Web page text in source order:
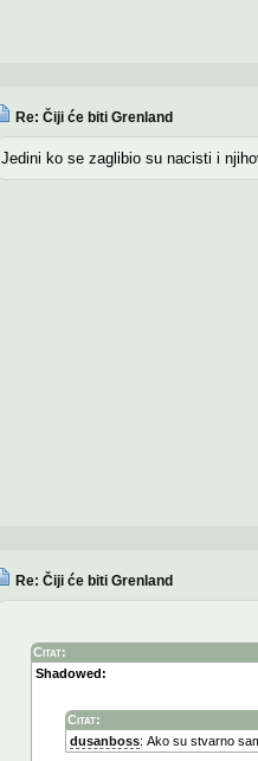
Re: Čiji će biti Grenland
Jedini ko se zaglibio su nacisti i
Re: Čiji će biti Grenland
Citat:
Shadowed:
Citat:
dusanboss: Ako su stvarno